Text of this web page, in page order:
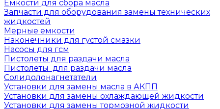
Емкости для сбора масла
Запчасти для оборудования замены технических
жидкостей
Мерные емкости
Наконечники для густой смазки
Насосы для гсм
Пистолеты для раздачи масла
Пистолеты для раздачи масла
Солидолонагнетатели
Установки для замены масла в АКПП
Установки для замены охлаждающей жидкости
Установки для замены тормозной жидкости